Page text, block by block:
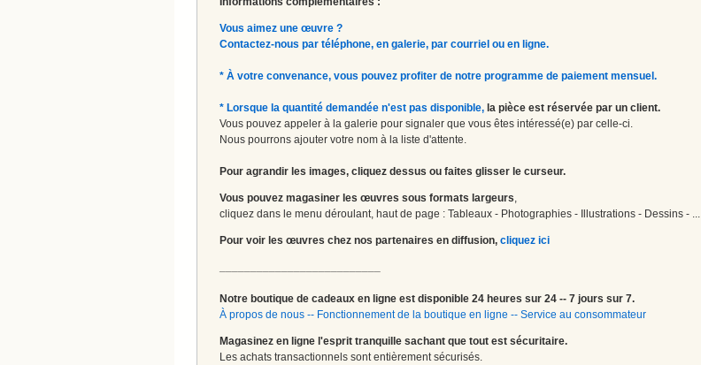
Vous aimez une œuvre ?
Contactez-nous par téléphone, en galerie, par courriel ou en ligne.
* À votre convenance, vous pouvez profiter de notre programme de paiement mensuel.
* Lorsque la quantité demandée n'est pas disponible, la pièce est réservée par un client.
Vous pouvez appeler à la galerie pour signaler que vous êtes intéressé(e) par celle-ci.
Nous pourrons ajouter votre nom à la liste d'attente.
Pour agrandir les images, cliquez dessus ou faites glisser le curseur.
Vous pouvez magasiner les œuvres sous formats largeurs,
cliquez dans le menu déroulant, haut de page : Tableaux - Photographies - Illustrations - Dessins - ...
Pour voir les œuvres chez nos partenaires en diffusion, cliquez ici
Notre boutique de cadeaux en ligne est disponible 24 heures sur 24 -- 7 jours sur 7.
À propos de nous -- Fonctionnement de la boutique en ligne -- Service au consommateur
Magasinez en ligne l'esprit tranquille sachant que tout est sécuritaire.
Les achats transactionnels sont entièrement sécurisés.